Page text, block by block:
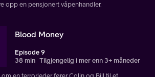
opp en pensjonert våpenhandler.
Blood Money
Episode 9
38 min Tilgjengelig i mer enn 3+ måneder